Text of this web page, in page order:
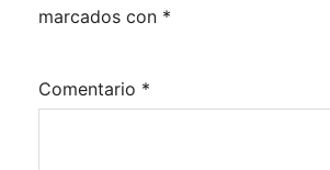
marcados con *
Comentario *